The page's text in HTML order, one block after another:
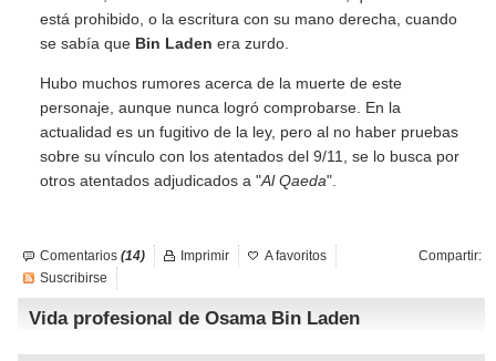
está prohibido, o la escritura con su mano derecha, cuando
se sabía que Bin Laden era zurdo.
Hubo muchos rumores acerca de la muerte de este
personaje, aunque nunca logró comprobarse. En la
actualidad es un fugitivo de la ley, pero al no haber pruebas
sobre su vínculo con los atentados del 9/11, se lo busca por
otros atentados adjudicados a "Al Qaeda".
Comentarios (14) Compartir:
Imprimir
A favoritos
Suscribirse
Vida profesional de Osama Bin Laden